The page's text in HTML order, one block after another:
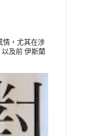
情，尤其在涉
及前 伊斯蘭